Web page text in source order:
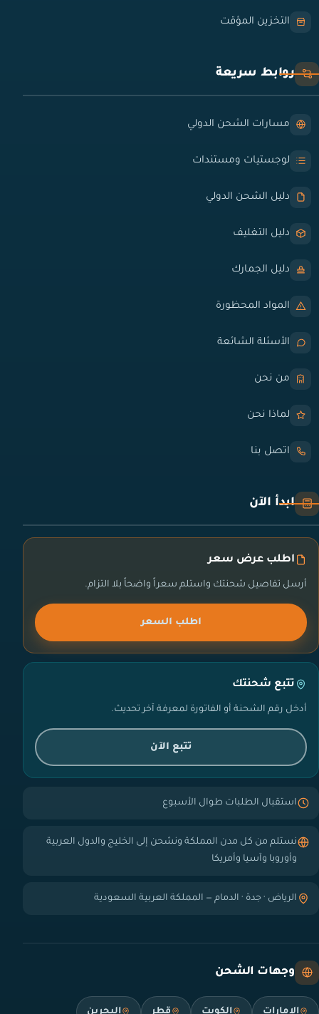
التخزين المؤقت
روابط سريعة
مسارات الشحن الدولي
لوجستيات ومستندات
دليل الشحن الدولي
دليل التغليف
دليل الجمارك
المواد المحظورة
الأسئلة الشائعة
من نحن
لماذا نحن
اتصل بنا
ابدأ الآن
اطلب عرض سعر
أرسل تفاصيل شحنتك واستلم سعراً واضحاً بلا التزام.
اطلب السعر
تتبع شحنتك
أدخل رقم الشحنة أو الفاتورة لمعرفة آخر تحديث.
تتبع الآن
استقبال الطلبات طوال الأسبوع
نستلم من كل مدن المملكة ونشحن إلى الخليج والدول العربية
وأوروبا وآسيا وأمريكا
الرياض · جدة · الدمام — المملكة العربية السعودية
وجهات الشحن
الإمارات الكويت قطر البحرين